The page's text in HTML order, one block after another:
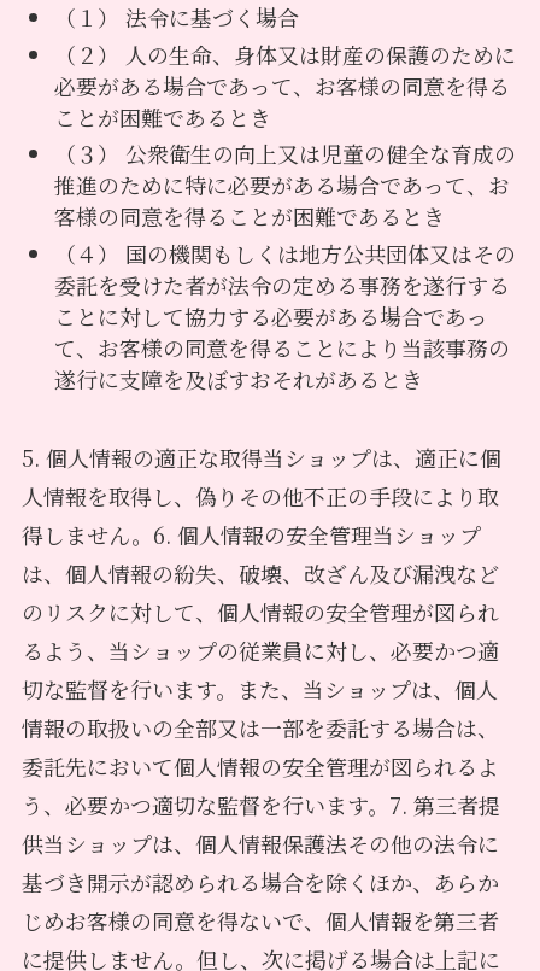
（１） 法令に基づく場合
（２） 人の生命、身体又は財産の保護のために
必要がある場合であって、お客様の同意を得る
ことが困難であるとき
（３） 公衆衛生の向上又は児童の健全な育成の
推進のために特に必要がある場合であって、お
客様の同意を得ることが困難であるとき
（４） 国の機関もしくは地方公共団体又はその
委託を受けた者が法令の定める事務を遂行する
ことに対して協力する必要がある場合であっ
て、お客様の同意を得ることにより当該事務の
遂行に支障を及ぼすおそれがあるとき
5. 個人情報の適正な取得当ショップは、適正に個
人情報を取得し、偽りその他不正の手段により取
得しません。6. 個人情報の安全管理当ショップ
は、個人情報の紛失、破壊、改ざん及び漏洩など
のリスクに対して、個人情報の安全管理が図られ
るよう、当ショップの従業員に対し、必要かつ適
切な監督を行います。また、当ショップは、個人
情報の取扱いの全部又は一部を委託する場合は、
委託先において個人情報の安全管理が図られるよ
う、必要かつ適切な監督を行います。7. 第三者提
供当ショップは、個人情報保護法その他の法令に
基づき開示が認められる場合を除くほか、あらか
じめお客様の同意を得ないで、個人情報を第三者
に提供しません。但し、次に掲げる場合は上記に